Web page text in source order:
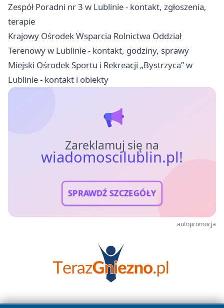
Zespół Poradni nr 3 w Lublinie - kontakt, zgłoszenia,
terapie
Krajowy Ośrodek Wsparcia Rolnictwa Oddział
Terenowy w Lublinie - kontakt, godziny, sprawy
Miejski Ośrodek Sportu i Rekreacji „Bystrzyca” w
Lublinie - kontakt i obiekty
Zareklamuj się na
wiadomoscilublin.pl!
SPRAWDŹ SZCZEGÓŁY
autopromocja